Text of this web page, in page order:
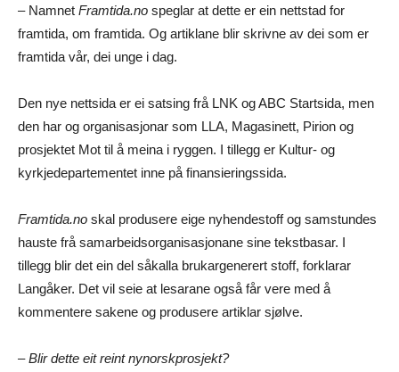
– Namnet Framtida.no speglar at dette er ein nettstad for
framtida, om framtida. Og artiklane blir skrivne av dei som er
framtida vår, dei unge i dag.
Den nye nettsida er ei satsing frå LNK og ABC Startsida, men
den har og organisasjonar som LLA, Magasinett, Pirion og
prosjektet Mot til å meina i ryggen. I tillegg er Kultur- og
kyrkjedepartementet inne på finansieringssida.
Framtida.no skal produsere eige nyhendestoff og samstundes
hauste frå samarbeidsorganisasjonane sine tekstbasar. I
tillegg blir det ein del såkalla brukargenerert stoff, forklarar
Langåker. Det vil seie at lesarane også får vere med å
kommentere sakene og produsere artiklar sjølve.
– Blir dette eit reint nynorskprosjekt?